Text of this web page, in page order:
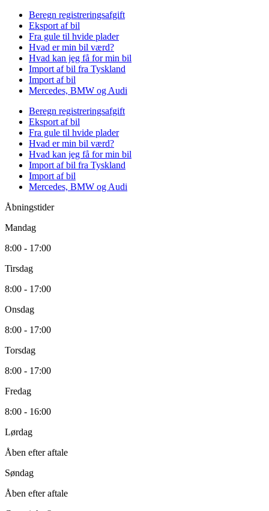
Beregn registreringsafgift
Eksport af bil
Fra gule til hvide plader
Hvad er min bil værd?
Hvad kan jeg få for min bil
Import af bil fra Tyskland
Import af bil
Mercedes, BMW og Audi
Beregn registreringsafgift
Eksport af bil
Fra gule til hvide plader
Hvad er min bil værd?
Hvad kan jeg få for min bil
Import af bil fra Tyskland
Import af bil
Mercedes, BMW og Audi
Åbningstider
Mandag
8:00 - 17:00
Tirsdag
8:00 - 17:00
Onsdag
8:00 - 17:00
Torsdag
8:00 - 17:00
Fredag
8:00 - 16:00
Lørdag
Åben efter aftale
Søndag
Åben efter aftale